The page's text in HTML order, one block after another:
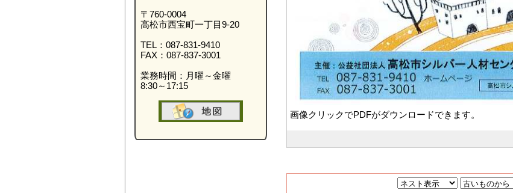
〒760-0004
高松市西宝町一丁目9-20
TEL：087-831-9410
FAX：087-837-3001
業務時間：月曜～金曜
8:30～17:15
画像クリックでPDFがダウンロードできます。